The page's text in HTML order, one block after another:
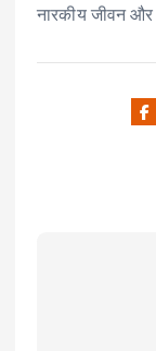
नारकीय जीवन